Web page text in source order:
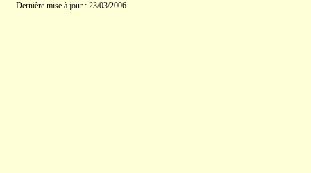
Dernière mise à jour : 23/03/2006